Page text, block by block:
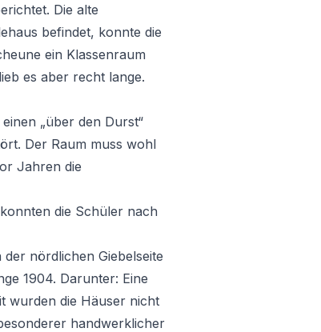
Die alte
befindet, konnte die
ein Klassenraum
es aber recht lange.
„über den Durst“
Der Raum muss wohl
Jahren die
die Schüler nach
nördlichen Giebelseite
1904. Darunter: Eine
wurden die Häuser nicht
handwerklicher